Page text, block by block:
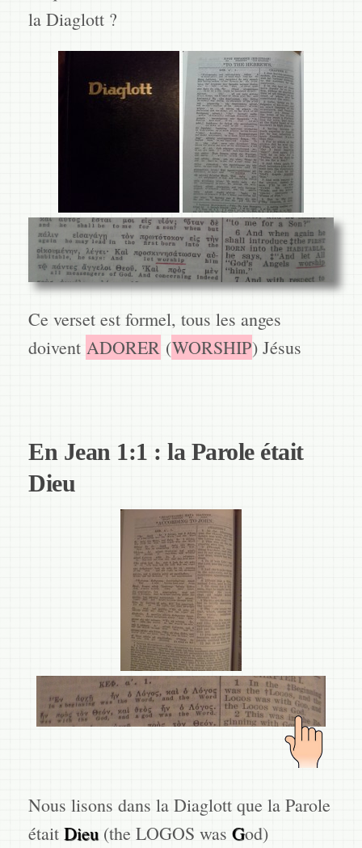
la Diaglott ?
Ce verset est formel, tous les anges
doivent ADORER (WORSHIP) Jésus
En Jean 1:1 : la Parole était
Dieu
Nous lisons dans la Diaglott que la Parole
étaitDieu(the LOGOS wasGod)